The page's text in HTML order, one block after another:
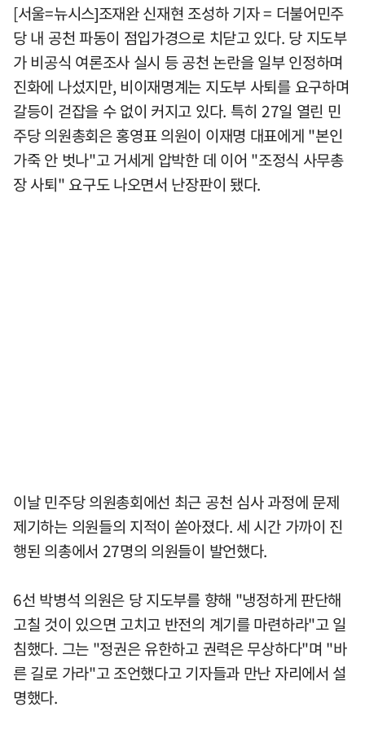
[서울=뉴시스]조재완 신재현 조성하 기자 = 더불어민주
당 내 공천 파동이 점입가경으로 치닫고 있다. 당 지도부
가 비공식 여론조사 실시 등 공천 논란을 일부 인정하며
진화에 나섰지만, 비이재명계는 지도부 사퇴를 요구하며
갈등이 걷잡을 수 없이 커지고 있다. 특히 27일 열린 민
주당 의원총회은 홍영표 의원이 이재명 대표에게 "본인
가죽 안 벗나"고 거세게 압박한 데 이어 "조정식 사무총
장 사퇴" 요구도 나오면서 난장판이 됐다.
이날 민주당 의원총회에선 최근 공천 심사 과정에 문제
제기하는 의원들의 지적이 쏟아졌다. 세 시간 가까이 진
행된 의총에서 27명의 의원들이 발언했다.
6선 박병석 의원은 당 지도부를 향해 "냉정하게 판단해
고칠 것이 있으면 고치고 반전의 계기를 마련하라"고 일
침했다. 그는 "정권은 유한하고 권력은 무상하다"며 "바
른 길로 가라"고 조언했다고 기자들과 만난 자리에서 설
명했다.